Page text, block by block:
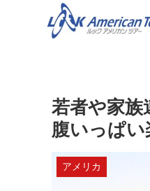
若者や家族
腹いっぱい
アメリカ